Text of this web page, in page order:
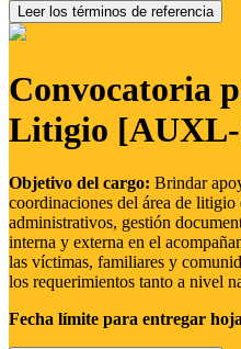
Leer los términos de referencia
Convocatoria
Litigio [AUXL-
Objetivo del cargo: Brindar
coordinaciones del área de
administrativos, gestión
interna y externa en el
las víctimas, familiares y
los requerimientos tanto a nivel
Fecha límite para entregar